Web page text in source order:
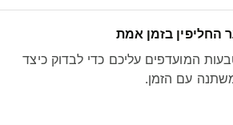
בזמן אמת
המועדפים עליכם כדי לבדוק כיצד
עם הזמן.